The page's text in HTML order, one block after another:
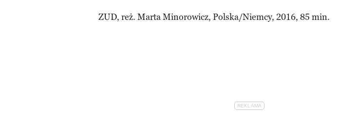
ZUD, reż. Marta Minorowicz, Polska/Niemcy, 2016, 85 min.